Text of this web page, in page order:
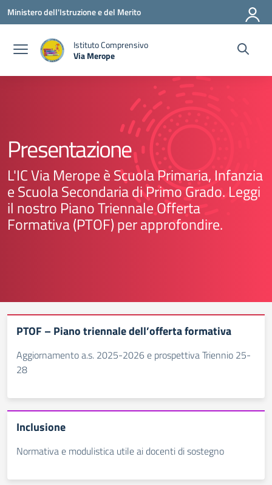
Vai ai contenuti
Vai al menu di navigazione
Vai al footer
Ministero dell'Istruzione e del Merito
Istituto Comprensivo
Via Merope
Presentazione
L'IC Via Merope è Scuola Primaria, Infanzia
e Scuola Secondaria di Primo Grado. Leggi
il nostro Piano Triennale Offerta
Formativa (PTOF) per approfondire.
PTOF – Piano triennale dell’offerta formativa
Aggiornamento a.s. 2025-2026 e prospettiva Triennio 25-
28
Inclusione
Normativa e modulistica utile ai docenti di sostegno